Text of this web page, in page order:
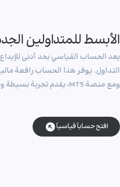
الأبسط للمتداولين
التداول. يوفر هذا الحساب رافعة
ومع منصة MT5، يقدم تجربة بسيطة وفعالة. انضم الآن و
افتح حساباً قياسياً